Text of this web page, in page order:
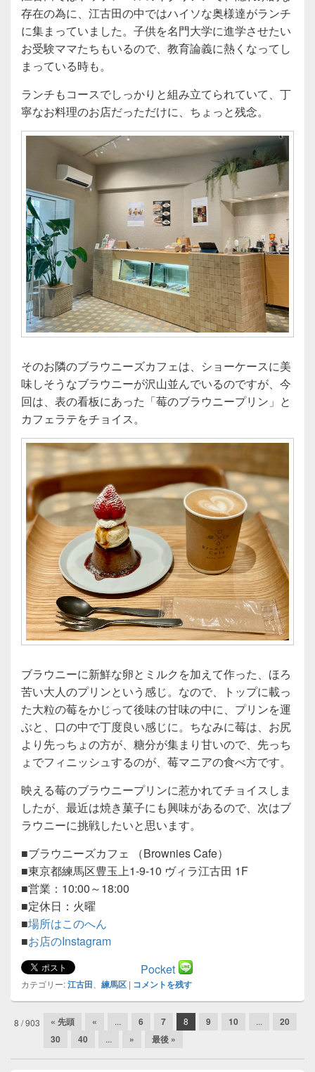
存在の為に、江古田の中ではハイソな奥様達がランチ
に集まっていました。子供を名門大学に進学させたい
お受験ママたちもいるので、教育論義に熱くなってし
まっている時も。
ランチもコースでしっかりと組み立てられていて、丁
寧なお料理のお店だっただけに、ちょっと残念。
そのお隣のブラウニーズカフェは、ショーケースに美
味しそうなブラウニーが沢山並んでいるのですが、今
回は、表の看板にあった「莓のブラウニープリン」と
カフェラテをチョイス。
ブラウニーに新鮮な卵とミルクを加えて作った、ほろ
苦い大人のプリンという感じ。なので、トップに載っ
た大粒の莓をかじって後味の甘味の中に、プリンを運
ぶと、口の中で丁度良い感じに。ちなみに莓は、お尻
より先っちょの方が、糖分が集まり甘いので、先っち
ょでフィニッシュするのが、莓マニアの食べ方です。
映える莓のブラウニープリンに惹かれてチョイスしま
したが、最近は焼き菓子にも興味があるので、次はブ
ラウニーに挑戦したいと思います。
■ブラウニーズカフェ （Brownies Cafe）
■東京都練馬区豊玉上1-9-10 ヴィラ江古田 1F
■営業：10:00～18:00
■定休日：火曜
■場所はこのへん
■お店のInstagram
Pocket
カテゴリー:江古田 練馬区 | コメントを残す
投
8 / 903 « 先頭 « ... 6 7 8 9 10 ...
20
30
40 ... » 最後 »